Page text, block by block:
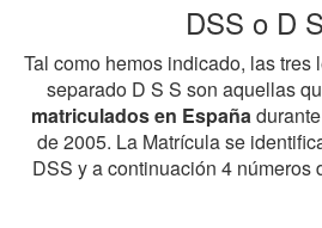
DSS o D
Tal como hemos indicado, las tres
separado D S S son aquellas
matriculados en España
de 2005. La Matrícula se
DSS y a continuación 4 números